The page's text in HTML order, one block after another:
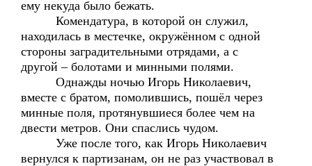
ему некуда было бежать.
Комендатура, в которой он служил,
находилась в местечке, окружённом с одной
стороны заградительными отрядами, а с
другой – болотами и минными полями.
Однажды ночью Игорь Николаевич,
вместе с братом, помолившись, пошёл через
минные поля, протянувшиеся более чем на
двести метров. Они спаслись чудом.
Уже после того, как Игорь Николаевич
вернулся к партизанам, он не раз участвовал в